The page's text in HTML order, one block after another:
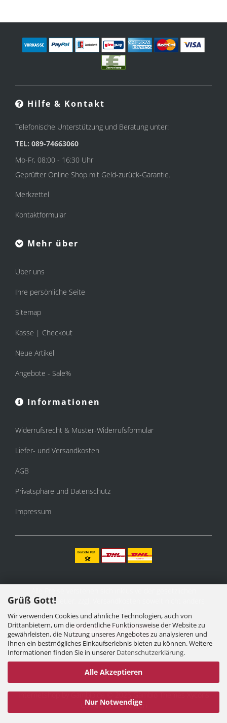
Grüß Gott!
Wir verwenden Cookies und ähnliche Technologien, auch von
Drittanbietern, um die ordentliche Funktionsweise der Website zu
gewährleisten, die Nutzung unseres Angebotes zu analysieren und
Ihnen ein bestmögliches Einkaufserlebnis bieten zu können. Weitere
Informationen finden Sie in unserer Datenschutzerklärung.
Alle Akzeptieren
Nur Notwendige
Hilfe & Kontakt
Telefonische Unterstützung und Beratung unter:
TEL: 089-74663060
Mo-Fr, 08:00 - 16:30 Uhr
Geprüfter Online Shop mit Geld-zurück-Garantie.
Merkzettel
Kontaktformular
Mehr über
Über uns
Ihre persönliche Seite
Sitemap
Kasse | Checkout
Neue Artikel
Angebote - Sale%
Informationen
Widerrufsrecht & Muster-Widerrufsformular
Liefer- und Versandkosten
AGB
Privatsphäre und Datenschutz
Impressum
Mehrwertsteuer, zzgl.
gekennzeichnet.
Vertrag widerrufen
Internetshopby Gambio.de © 2025 Gambio ThemesXycons
Cookie Einstellungen